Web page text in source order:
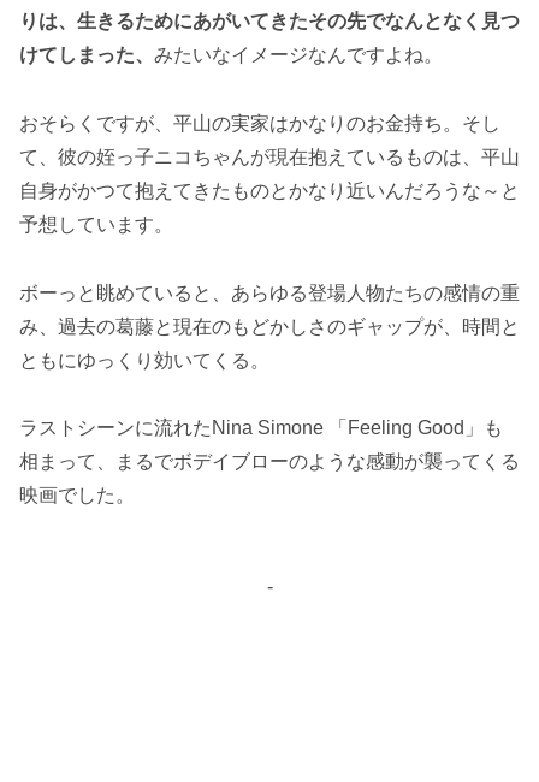
りは、生きるためにあがいてきたその先でなんとなく見つ
けてしまった、 みたいなイメージなんですよね。
おそらくですが、平山の実家はかなりのお金持ち。そし
て、彼の姪っ子ニコちゃんが現在抱えているものは、平山
自身がかつて抱えてきたものとかなり近いんだろうな～と
予想しています。
ボーっと眺めていると、あらゆる登場人物たちの感情の重
み、過去の葛藤と現在のもどかしさのギャップが、時間と
ともにゆっくり効いてくる。
ラストシーンに流れたNina Simone 「Feeling Good」も
相まって、まるでボデイブローのような感動が襲ってくる
映画でした。
-